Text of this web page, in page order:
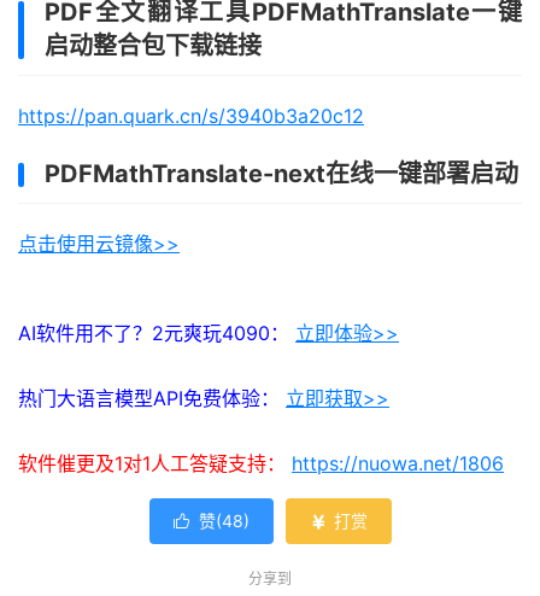
PDF全文翻译工具PDFMathTranslate一键
启动整合包下载链接
https://pan.quark.cn/s/3940b3a20c12
PDFMathTranslate-next在线一键部署启动
点击使用云镜像>>
AI软件用不了？2元爽玩4090： 立即体验>>
热门大语言模型API免费体验： 立即获取>>
软件催更及1对1人工答疑支持： https://nuowa.net/1806
 赞(48)  打赏
分享到